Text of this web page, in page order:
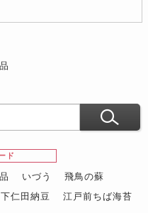
ド
いづう
飛鳥の蘇
下仁田納豆
江戸前ちば海苔